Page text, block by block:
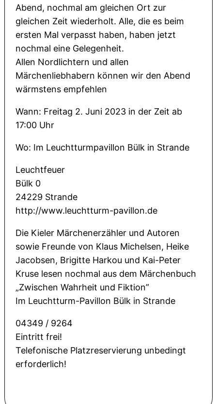
Abend, nochmal am gleichen Ort zur
gleichen Zeit wiederholt. Alle, die es beim
ersten Mal verpasst haben, haben jetzt
nochmal eine Gelegenheit.
Allen Nordlichtern und allen
Märchenliebhabern können wir den Abend
wärmstens empfehlen
Wann: Freitag 2. Juni 2023 in der Zeit ab
17:00 Uhr
Wo: Im Leuchtturmpavillon Bülk in Strande
Leuchtfeuer
Bülk 0
24229 Strande
http://www.leuchtturm-pavillon.de
Die Kieler Märchenerzähler und Autoren
sowie Freunde von Klaus Michelsen, Heike
Jacobsen, Brigitte Harkou und Kai-Peter
Kruse lesen nochmal aus dem Märchenbuch
„Zwischen Wahrheit und Fiktion”
Im Leuchtturm-Pavillon Bülk in Strande
04349 / 9264
Eintritt frei!
Telefonische Platzreservierung unbedingt
erforderlich!